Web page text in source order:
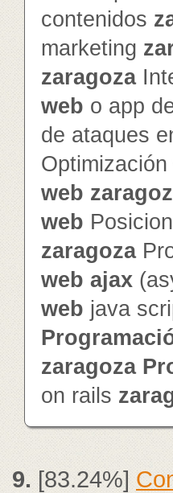
contenidos
marketing
zaragoza
web o app
de ataques
Optimización
web
web
zaragoza
web ajax
web java
zaragoza
on rails
9.[83.24%]